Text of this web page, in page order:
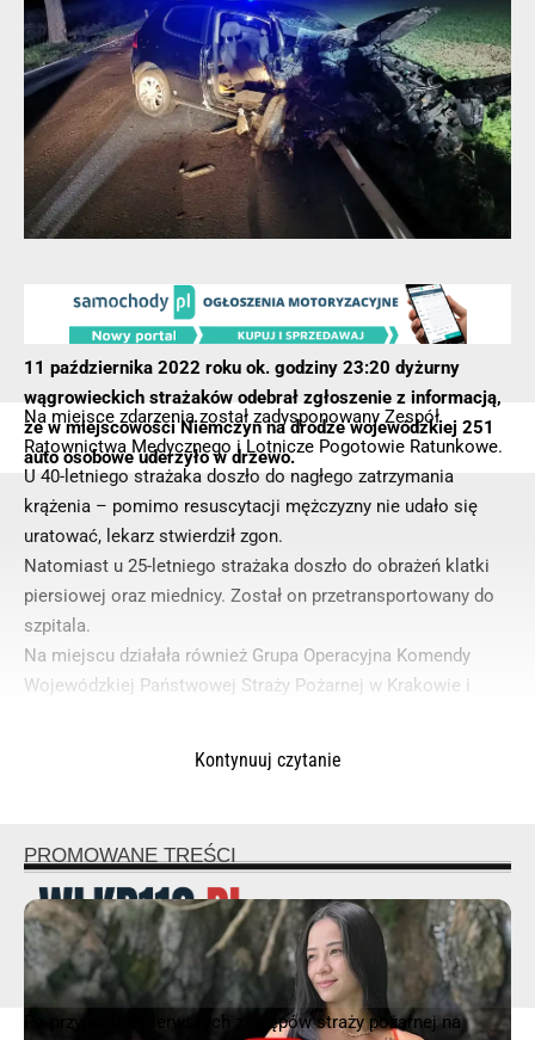
Na miejsce zdarzenia został zadysponowany Zespół
Ratownictwa Medycznego i Lotnicze Pogotowie Ratunkowe.
U 40-letniego strażaka doszło do nagłego zatrzymania
krążenia – pomimo resuscytacji mężczyzny nie udało się
uratować, lekarz stwierdził zgon.
Natomiast u 25-letniego strażaka doszło do obrażeń klatki
piersiowej oraz miednicy. Został on przetransportowany do
szpitala.
Na miejscu działała również Grupa Operacyjna Komendy
Wojewódzkiej Państwowej Straży Pożarnej w Krakowie i
11 października 2022 roku ok. godziny 23:20 dyżurny
wągrowieckich strażaków odebrał zgłoszenie z informacją,
że w miejscowości Niemczyn na drodze wojewódzkiej 251
auto osobowe uderzyło w drzewo.
Po przyjeździe pierwszych zastępów straży pożarnej na
Kontynuuj czytanie
© 2025 – Wielkopolska 112, Wszelkie prawa zastrzeżone | hvln.pl